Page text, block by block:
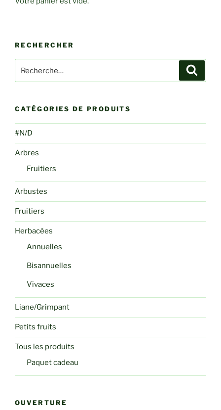
RECHERCHER
pour
CATÉGORIES DE PRODUITS
#N/D
Arbres
Fruitiers
Arbustes
Fruitiers
Herbacées
Annuelles
Bisannuelles
Vivaces
Liane/Grimpant
Petits fruits
Tous les produits
Paquet cadeau
OUVERTURE